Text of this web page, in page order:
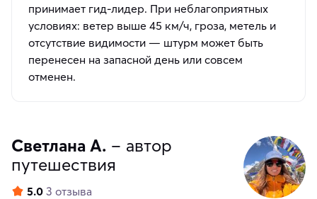
принимает гид-лидер. При неблагоприятных
условиях: ветер выше 45 км/ч, гроза, метель и
отсутствие видимости — штурм может быть
перенесен на запасной день или совсем
отменен.
Светлана А. – автор
путешествия
5.0 3 отзыва